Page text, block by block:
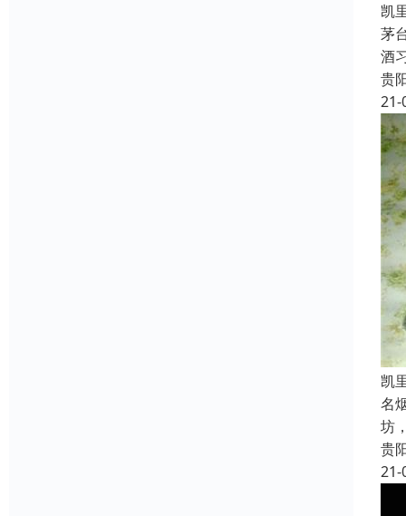
凯
茅
酒
贵
21-
凯
名
坊
贵
21-